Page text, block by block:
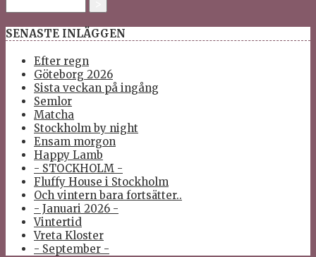
SENASTE INLÄGGEN
Efter regn
Göteborg 2026
Sista veckan på ingång
Semlor
Matcha
Stockholm by night
Ensam morgon
Happy Lamb
- STOCKHOLM -
Fluffy House i Stockholm
Och vintern bara fortsätter..
- Januari 2026 -
Vintertid
Vreta Kloster
- September -